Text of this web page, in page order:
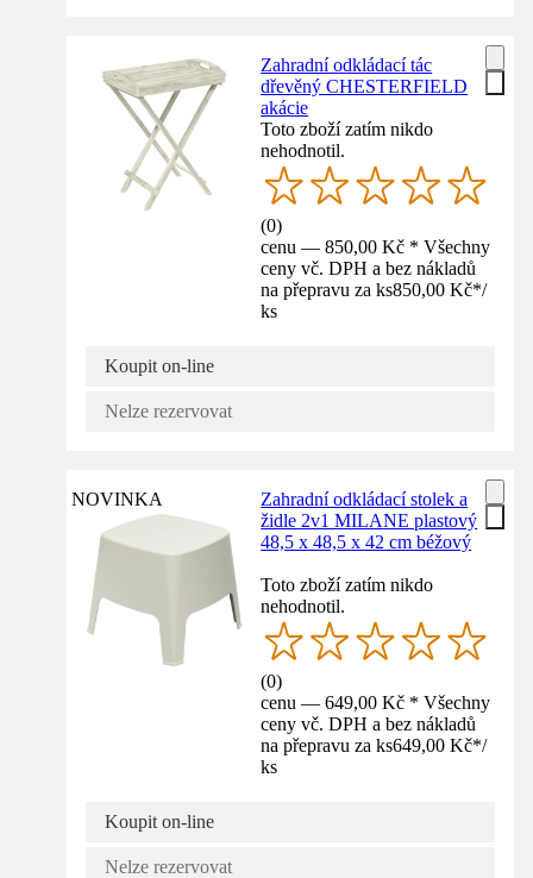
Zahradní odkládací tác
dřevěný CHESTERFIELD
akácie
Toto zboží zatím nikdo
nehodnotil.
(0)
cenu — 850,00 Kč * Všechny
ceny vč. DPH a bez nákladů
na přepravu za ks850,00 Kč*/
ks
Koupit on-line
Nelze rezervovat
NOVINKA
Zahradní odkládací stolek a
židle 2v1 MILANE plastový
48,5 x 48,5 x 42 cm béžový
Toto zboží zatím nikdo
nehodnotil.
(0)
cenu — 649,00 Kč * Všechny
ceny vč. DPH a bez nákladů
na přepravu za ks649,00 Kč*/
ks
Koupit on-line
Nelze rezervovat